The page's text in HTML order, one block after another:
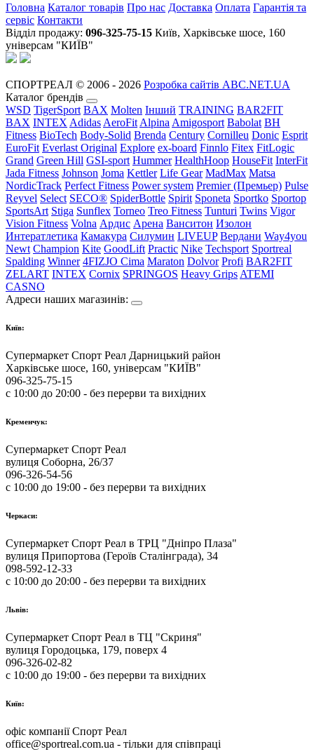
Головна Каталог товарів Про нас Доставка Оплата Гарантія та
сервіс Контакти
Відділ продажу: 096-325-75-15 Київ, Харківське шосе, 160
універсам "КИЇВ"
СПОРТРЕАЛ © 2006 - 2026 Розробка сайтів ABC.NET.UA
Каталог брендів
WSD TigerSport BAX Molten Інший TRAINING BAR2FIT
BAX INTEX Adidas AeroFit Alpina Amigosport Babolat BH
Fitness BioTech Body-Solid Brenda Century Cornilleu Donic Esprit
EuroFit Everlast Original Explore ex-board Finnlo Fitex FitLogic
Grand Green Hill GSI-sport Hummer HealthHoop HouseFit InterFit
Jada Fitness Johnson Joma Kettler Life Gear MadMax Matsa
NordicTrack Perfect Fitness Power system Premier (Премьер) Pulse
Reyvel Select SECO® SpiderBottle Spirit Sponeta Sportko Sportop
SportsArt Stiga Sunflex Torneo Treo Fitness Tunturi Twins Vigor
Vision Fitness Volna Ардис Арена Ванситон Изолон
Интератлетика Камакура Силумин LIVEUP Вердани Way4you
Newt Champion Kite GoodLift Practic Nike Techsport Sportreal
Spalding Winner 4FIZJO Cima Maraton Dolvor Profi BAR2FIT
ZELART INTEX Cornix SPRINGOS Heavy Grips ATEMI
CASNO
Адреси наших магазинів:
Київ:
Супермаркет Спорт Реал Дарницький район
Харківське шосе, 160, універсам "КИЇВ"
096-325-75-15
с 10:00 до 20:00 - без перерви та вихідних
Кременчук:
Супермаркет Спорт Реал
вулиця Соборна, 26/37
096-326-54-56
с 10:00 до 19:00 - без перерви та вихідних
Черкаси:
Супермаркет Спорт Реал в ТРЦ "Дніпро Плаза"
вулиця Припортова (Героїв Сталінграда), 34
098-592-12-33
с 10:00 до 20:00 - без перерви та вихідних
Львів:
Супермаркет Спорт Реал в ТЦ "Скриня"
вулиця Городоцька, 179, поверх 4
096-326-02-82
с 10:00 до 19:00 - без перерви та вихідних
Київ:
офіс компанії Спорт Реал
office@sportreal.com.ua - тільки для співпраці